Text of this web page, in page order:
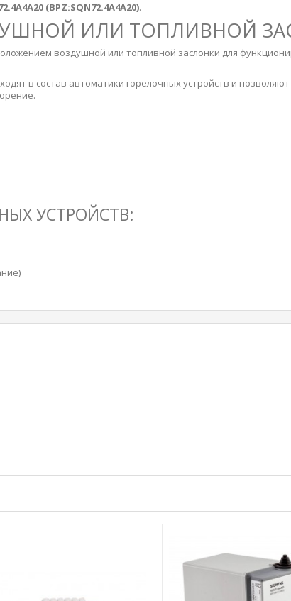
(BPZ:SQN72.4A4A20).
ИЛИ ТОПЛИВНОЙ
воздушной или топливной заслонки для
в состав автоматики горелочных устройств и
УСТРОЙСТВ: